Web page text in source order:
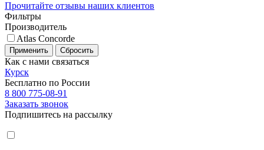
Прочитайте отзывы наших клиентов
Фильтры
Производитель
Atlas Concorde
Применить Сбросить
Как с нами связаться
Курск
Бесплатно по России
8 800 775-08-91
Заказать звонок
Подпишитесь на рассылку